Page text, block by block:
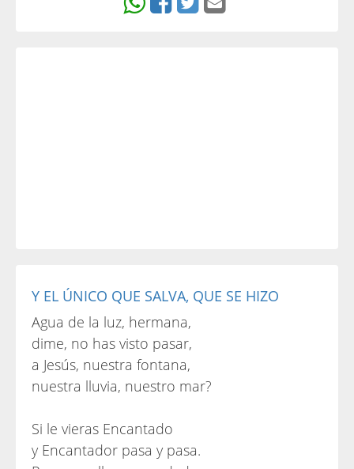
Y EL ÚNICO QUE SALVA, QUE SE HIZO
Agua de la luz, hermana,
dime, no has visto pasar,
a Jesús, nuestra fontana,
nuestra lluvia, nuestro mar?
Si le vieras Encantado
y Encantador pasa y pasa.